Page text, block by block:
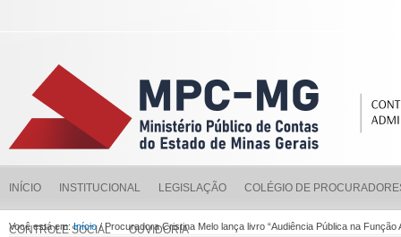
INÍCIO INSTITUCIONAL LEGISLAÇÃO COLÉGIO DE
CONTROLE SOCIAL OUVIDORIA
Você está em:Início/ Procuradora Cristina Melo lança livro “Audiência Pública na Função